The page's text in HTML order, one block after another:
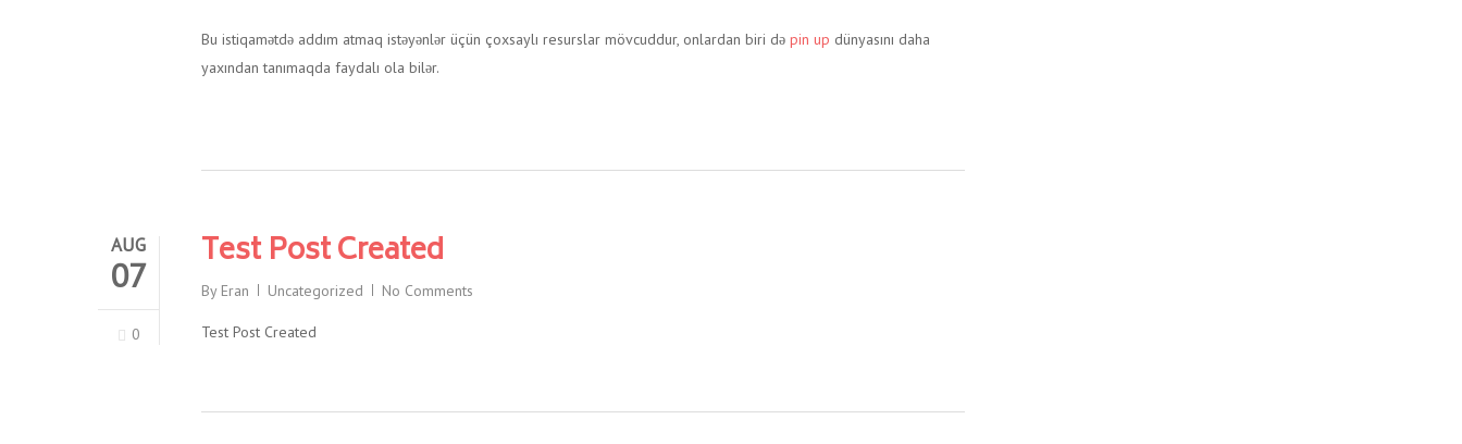
Bu istiqamətdə addım atmaq istəyənlər üçün çoxsaylı resurslar mövcuddur, onlardan biri də pin up dünyasını daha
yaxından tanımaqda faydalı ola bilər.
AUG
07
0
Test Post Created
By Eran Uncategorized No Comments
Test Post Created